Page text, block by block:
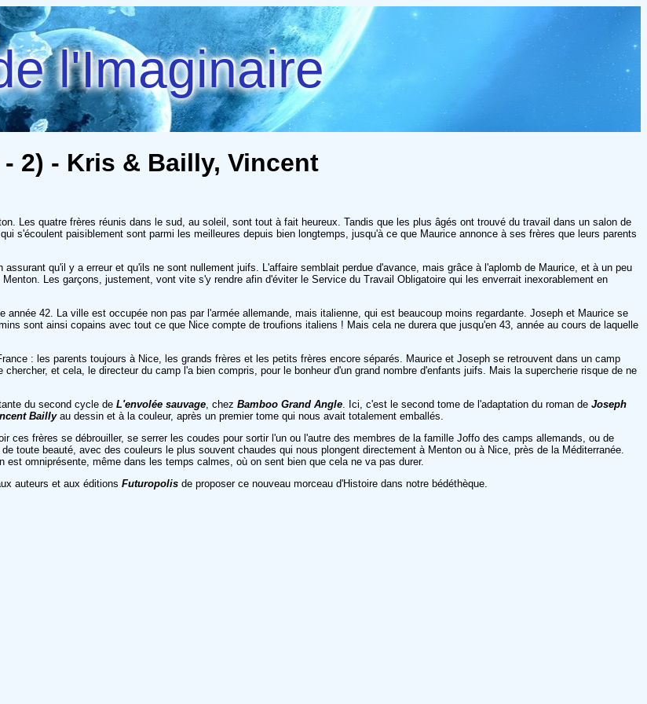
l'Imaginaire
2) - Kris & Bailly, Vincent
Les quatre frères réunis dans le sud, au soleil, sont tout à fait heureux. Tandis que les plus âgés ont trouvé du travail dans un salon de
s'écoulent paisiblement sont parmi les meilleures depuis bien longtemps, jusqu'à ce que Maurice annonce à ses frères que leurs parents
qu'il y a erreur et qu'ils ne sont nullement juifs. L'affaire semblait perdue d'avance, mais grâce à l'aplomb de Maurice, et à un peu
Les garçons, justement, vont vite s'y rendre afin d'éviter le Service du Travail Obligatoire qui les enverrait inexorablement en
42. La ville est occupée non pas par l'armée allemande, mais italienne, qui est beaucoup moins regardante. Joseph et Maurice se
sont ainsi copains avec tout ce que Nice compte de troufions italiens ! Mais cela ne durera que jusqu'en 43, année au cours de laquelle
: les parents toujours à Nice, les grands frères et les petits frères encore séparés. Maurice et Joseph se retrouvent dans un camp
et cela, le directeur du camp l'a bien compris, pour le bonheur d'un grand nombre d'enfants juifs. Mais la supercherie risque de ne
du second cycle de L'envolée sauvage , chez Bamboo Grand Angle . Ici, c'est le second tome de l'adaptation du roman de Joseph
Baillyau dessin et à la couleur, après un premier tome qui nous avait totalement emballés.
frères se débrouiller, se serrer les coudes pour sortir l'un ou l'autre des membres de la famille Joffo des camps allemands, ou de
toute beauté, avec des couleurs le plus souvent chaudes qui nous plongent directement à Menton ou à Nice, près de la Méditerranée.
omniprésente, même dans les temps calmes, où on sent bien que cela ne va pas durer.
auteurs et aux éditions Futuropolis de proposer ce nouveau morceau d'Histoire dans notre bédéthèque.